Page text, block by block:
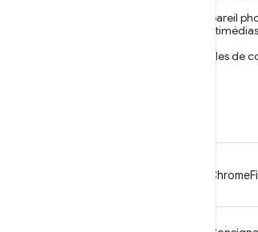
Appareil
multimédias
Règles de
Chrome